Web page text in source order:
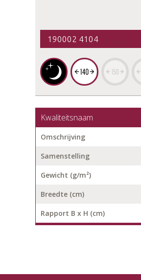
190002 4104
Kwaliteitsnaam
Omschrijving
Samenstelling
Gewicht (g/m²)
Breedte (cm)
Rapport B x H (cm)